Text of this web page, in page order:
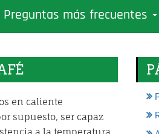
Preguntas más frecuentes
en caliente
supuesto, ser capaz